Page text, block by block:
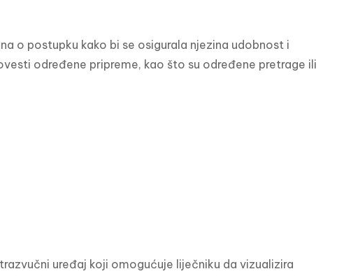
o postupku kako bi se osigurala njezina udobnost i
određene pripreme, kao što su određene pretrage ili
uređaj koji omogućuje liječniku da vizualizira